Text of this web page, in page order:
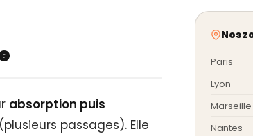
absorption puis
passages). Elle
Nos
Paris
Lyon
Marseille
Nantes